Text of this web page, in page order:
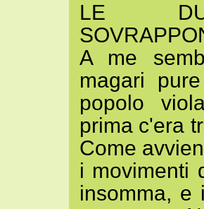
LE
A me
magari
popolo
prima c'era
Come
i movimenti
insomma, e